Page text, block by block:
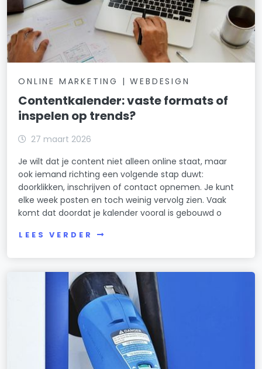
ONLINE MARKETING | WEBDESIGN
Contentkalender: vaste formats of
inspelen op trends?
27 maart 2026
Je wilt dat je content niet alleen online staat, maar
ook iemand richting een volgende stap duwt:
doorklikken, inschrijven of contact opnemen. Je kunt
elke week posten en toch weinig vervolg zien. Vaak
komt dat doordat je kalender vooral is gebouwd o
LEES VERDER